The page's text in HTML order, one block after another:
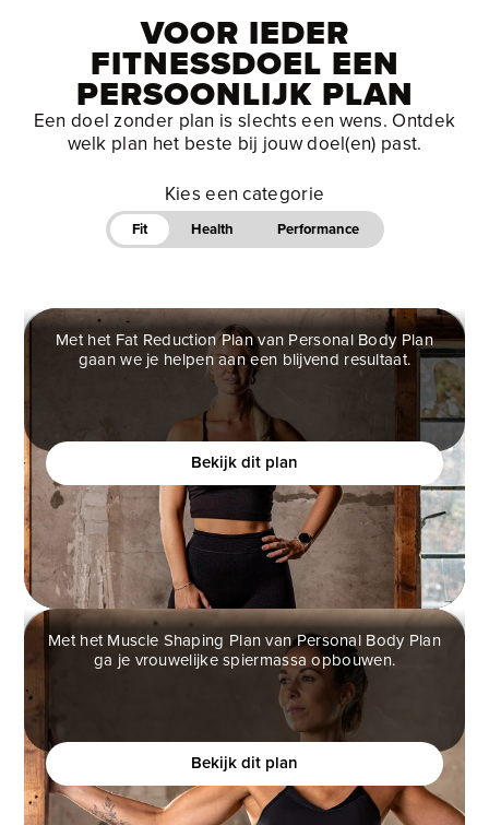
VOOR IEDER
FITNESSDOEL EEN
PERSOONLIJK PLAN
Een doel zonder plan is slechts een wens. Ontdek
welk plan het beste bij jouw doel(en) past.
Kies een categorie
Fit Health Performance
FAT REDUCTION PLAN
Ben jij een vrouw die helemaal klaar is met
(crash)diëten en eindelijk verantwoord af wilt vallen?
Bekijk dit plan
Met het Fat Reduction Plan van Personal Body Plan
gaan we je helpen aan een blijvend resultaat.
MUSCLE SHAPING PLAN
Ben jij een vrouw die meer vrouwelijke vormen wilt,
maar bang is om te gespierd te worden?
Bekijk dit plan
Met het Muscle Shaping Plan van Personal Body Plan
ga je vrouwelijke spiermassa opbouwen.